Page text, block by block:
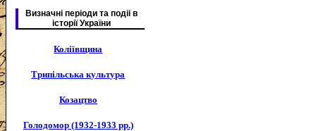
Визначні періоди та подіі в
історії України
Коліївщина
Трипільська культура
Козацтво
Голодомор (1932-1933 рр.)